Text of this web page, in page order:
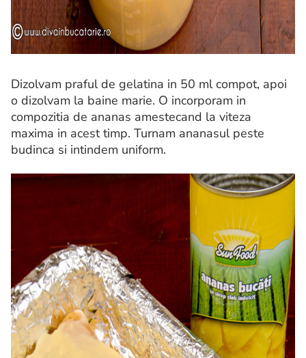
Dizolvam praful de gelatina in 50 ml compot, apoi
o dizolvam la baine marie. O incorporam in
compozitia de ananas amestecand la viteza
maxima in acest timp. Turnam ananasul peste
budinca si intindem uniform.